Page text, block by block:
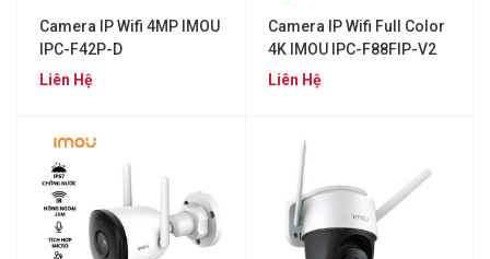
Camera IP Wifi 4MP IMOU
IPC-F42P-D
Liên Hệ
Camera IP Wifi Full Color
4K IMOU IPC-F88FIP-V2
Liên Hệ